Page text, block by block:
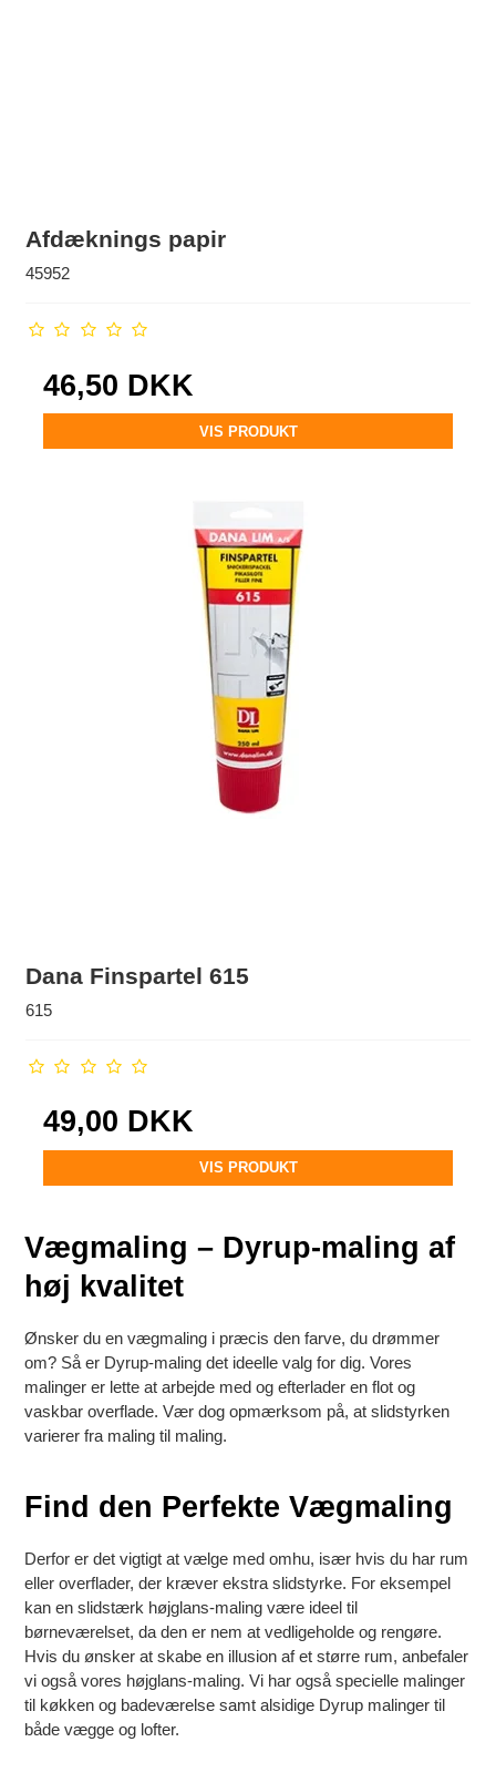
Afdæknings papir
45952
46,50 DKK
VIS PRODUKT
Dana Finspartel 615
615
49,00 DKK
VIS PRODUKT
Vægmaling – Dyrup-maling af
høj kvalitet
Ønsker du en vægmaling i præcis den farve, du drømmer
om? Så er Dyrup-maling det ideelle valg for dig. Vores
malinger er lette at arbejde med og efterlader en flot og
vaskbar overflade. Vær dog opmærksom på, at slidstyrken
varierer fra maling til maling.
Find den Perfekte Vægmaling
Derfor er det vigtigt at vælge med omhu, især hvis du har rum
eller overflader, der kræver ekstra slidstyrke. For eksempel
kan en slidstærk højglans-maling være ideel til
børneværelset, da den er nem at vedligeholde og rengøre.
Hvis du ønsker at skabe en illusion af et større rum, anbefaler
vi også vores højglans-maling. Vi har også specielle malinger
til køkken og badeværelse samt alsidige Dyrup malinger til
både vægge og lofter.